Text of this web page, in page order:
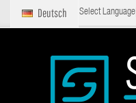
Deutsch Select Language